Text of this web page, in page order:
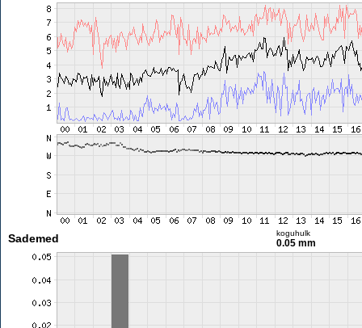
Sademed koguhulk
0.05 mm